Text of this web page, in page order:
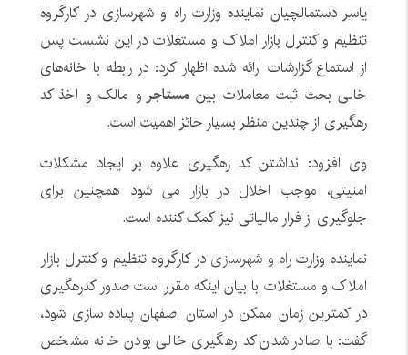
یاسر دستمالچیان نماینده وزارت راه و شهرسازی در کارگروه
تنظیم و کنترل بازار املاک و مستغلات در این نشست پس
از استماع گزارشات ارائه شده اظهار کرد: در رابطه با خانه‌های
خالی بحث ثبت معاملات بین مستاجر و مالک و اخذ کد
رهگیری از چندین منظر بسیار حائز اهمیت است.
وی افزود: نداشتن کد رهگیری علاوه بر ایجاد مشکلات
امنیتی، موجب اخلال در بازار می شود همچنین برای
جلوگیری از فرار مالیاتی نیز کمک کننده است.
نماینده وزارتراه و شهرسازی در کارگروه تنظیم و کنترل بازار
املاک و مستغلات با بیان اینکه مقرر است صدور کدرهگیری
در کمترین زمان ممکن در استان اصفهان پیاده سازی شود،
گفت: با صادر شدن کد رهگیری خالی بودن خانه مشخص